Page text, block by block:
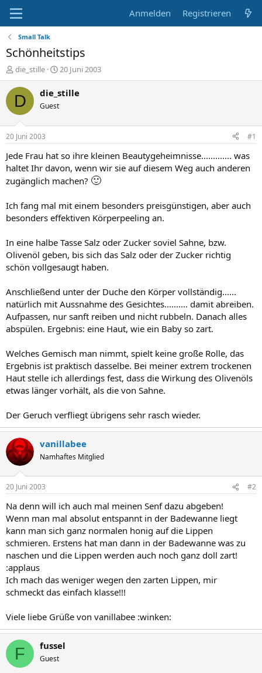
Anmelden Registrieren
Small Talk
Schönheitstips
E
r
s
e
r
die_stille
E
r
s
t
a
20 Juni 2003
D die_stille
Guest
20 Juni 2003 #1
Jede Frau hat so ihre kleinen Beautygeheimnisse............. was
haltet Ihr davon, wenn wir sie auf diesem Weg auch anderen
zugänglich machen? 🙂
Ich fang mal mit einem besonders preisgünstigen, aber auch
besonders effektiven Körperpeeling an.
In eine halbe Tasse Salz oder Zucker soviel Sahne, bzw.
Olivenöl geben, bis sich das Salz oder der Zucker richtig
schön vollgesaugt haben.
Anschließend unter der Duche den Körper vollständig......
natürlich mit Aussnahme des Gesichtes.......... damit abreiben.
Aufpassen, nur sanft reiben und nicht rubbeln. Danach alles
abspülen. Ergebnis: eine Haut, wie ein Baby so zart.
Welches Gemisch man nimmt, spielt keine große Rolle, das
Ergebnis ist praktisch dasselbe. Bei meiner extrem trockenen
Haut stelle ich allerdings fest, dass die Wirkung des Olivenöls
etwas länger vorhält, als die von Sahne.
Der Geruch verfliegt übrigens sehr rasch wieder.
vanillabee
Namhaftes Mitglied
20 Juni 2003 #2
Na denn will ich auch mal meinen Senf dazu abgeben!
Wenn man mal absolut entspannt in der Badewanne liegt
kann man sich ganz normalen honig auf die Lippen
schmieren. Erstens hat man dann in der Badewanne was zu
naschen und die Lippen werden auch noch ganz doll zart!
:applaus
Ich mach das weniger wegen den zarten Lippen, mir
schmeckt das einfach klasse!!!
Viele liebe Grüße von vanillabee :winken:
F fussel
Guest